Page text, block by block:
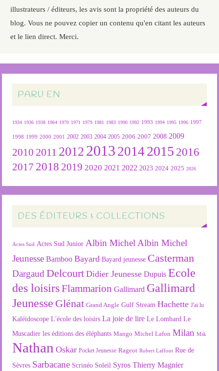
illustrateurs / éditeurs, les avis sont la propriété des auteurs du
blog. Vous ne pouvez copier un contenu qu'en citant les auteurs
et le lien direct. Merci.
PARU EN
1934 1936 1938 1964 1970 1971 1979 1981 1983 1990 1992 1993 1994 1995 1996 1997
1998 1999 2000 2001 2002 2003 2004 2005 2006 2007 2008 2009
2010 2011 2012 2013 2014 2015 2016
2017 2018 2019 2020 2021 2022 2023 2024 2025 2026
DES ÉDITEURS & COLLECTIONS
Actes Sud Actes Sud Junior Albin Michel Albin Michel
Jeunesse Bamboo Bayard Bayard jeunesse Casterman
Dargaud Delcourt Didier Jeunesse Dupuis Ecole
des loisirsFlammarion Gallimard Gallimard
Jeunesse Glénat Grand Angle Gulf Stream Hachette J'ai lu
Kaléidoscope L'école des loisirs La joie de lire Le Lombard Le
Muscadier les éditions des éléphants Mango Michel Lafon Milan Msk
Nathan Oskar Pocket Jeunesse Rageot Robert Laffont Rue de
Sèvres Sarbacane Scrinéo Soleil Syros Thierry Magnier